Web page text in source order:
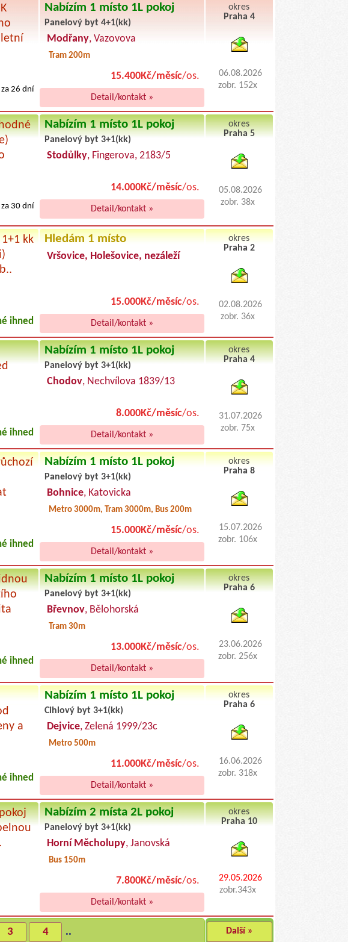
26 dní
Nabízím 1 místo 1L pokoj
Panelový byt 4+1(kk)
Modřany, Vazovova
Tram 200m
15.400Kč/měsíc/os.
Detail/kontakt »
okres
Praha 4
06.08.2026
zobr. 152x
30 dní
Nabízím 1 místo 1L pokoj
Panelový byt 3+1(kk)
Stodůlky, Fingerova, 2183/5
14.000Kč/měsíc/os.
Detail/kontakt »
okres
Praha 5
05.08.2026
zobr. 38x
kk
ihned
Hledám 1 místo
Vršovice, Holešovice, nezáleží
15.000Kč/měsíc/os.
Detail/kontakt »
okres
Praha 2
02.08.2026
zobr. 36x
ihned
Nabízím 1 místo 1L pokoj
Panelový byt 3+1(kk)
Chodov, Nechvílova 1839/13
8.000Kč/měsíc/os.
Detail/kontakt »
okres
Praha 4
31.07.2026
zobr. 75x
ihned
Nabízím 1 místo 1L pokoj
Panelový byt 3+1(kk)
Bohnice, Katovicka
Metro 3000m, Tram 3000m, Bus 200m
15.000Kč/měsíc/os.
Detail/kontakt »
okres
Praha 8
15.07.2026
zobr. 106x
ihned
Nabízím 1 místo 1L pokoj
Panelový byt 3+1(kk)
Břevnov, Bělohorská
Tram 30m
13.000Kč/měsíc/os.
Detail/kontakt »
okres
Praha 6
23.06.2026
zobr. 256x
a
ihned
Nabízím 1 místo 1L pokoj
Cihlový byt 3+1(kk)
Dejvice, Zelená 1999/23c
Metro 500m
11.000Kč/měsíc/os.
Detail/kontakt »
okres
Praha 6
16.06.2026
zobr. 318x
Nabízím 2 místa 2L pokoj
Panelový byt 3+1(kk)
Horní Měcholupy, Janovská
Bus 150m
7.800Kč/měsíc/os.
Detail/kontakt »
okres
Praha 10
29.05.2026
zobr.343x
3 4 .. Další »